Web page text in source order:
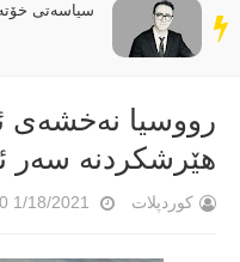
سەر
دێڕ
سیاسەتی
رووسیا نەخشەی
هێرشكردنە سەر
کوردپلات 1/18/2021 12:04:00 م